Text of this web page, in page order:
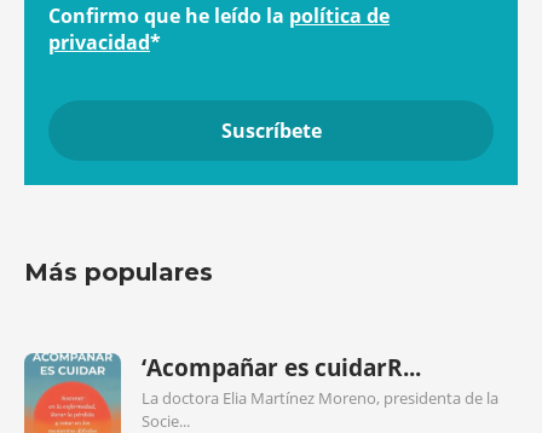
Confirmo que he leído la política de
privacidad*
Más populares
‘Acompañar es cuidarR...
La doctora Elia Martínez Moreno, presidenta de la
Socie...